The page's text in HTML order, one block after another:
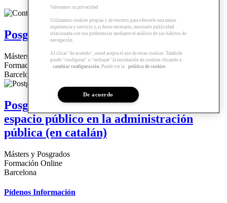
Posgrado | Facility Management
Másters y Posgrados
Formación Online
Barcelona
Posgrado | Urbanismo, edificación y
espacio público en la administración
pública (en catalán)
Másters y Posgrados
Formación Online
Barcelona
Pídenos Información
Valoramos su privacidad
Utilizamos cookies propias y de terceros para ofrecerle una mejor
experiencia y servicio y, si fuese necesario, mostrarle publicidad
relacionada con sus preferencias mediante el análisis de sus hábitos de
navegación.
Al clicar "de acuerdo", usted acepta el uso de estas cookies. También
puede "configurar" o "rechazar" la instalación de cookies clicando a
cambiar configuración. Puede ver la política de cookies
De acuerdo